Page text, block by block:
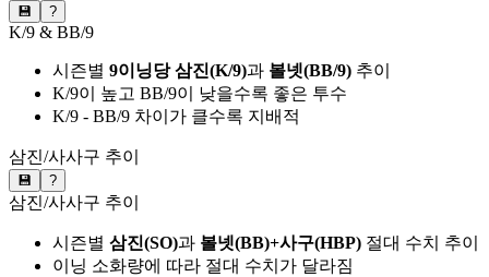
💾 ?
K/9 & BB/9
시즌별 9이닝당 삼진(K/9)과 볼넷(BB/9) 추이
K/9이 높고 BB/9이 낮을수록 좋은 투수
K/9 - BB/9 차이가 클수록 지배적
삼진/사사구 추이
💾 ?
삼진/사사구 추이
시즌별 삼진(SO)과 볼넷(BB)+사구(HBP) 절대 수치 추이
이닝 소화량에 따라 절대 수치가 달라짐